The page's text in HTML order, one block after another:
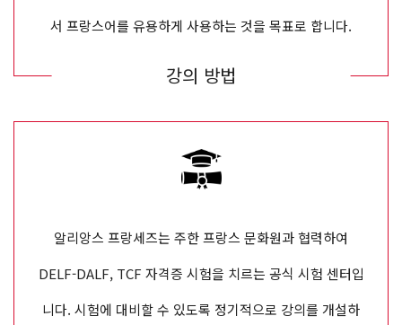
서 프랑스어를 유용하게 사용하는 것을 목표로 합니다.
강의 방법
알리앙스 프랑세즈는 주한 프랑스 문화원과 협력하여
DELF-DALF, TCF 자격증 시험을 치르는 공식 시험 센터입
니다. 시험에 대비할 수 있도록 정기적으로 강의를 개설하